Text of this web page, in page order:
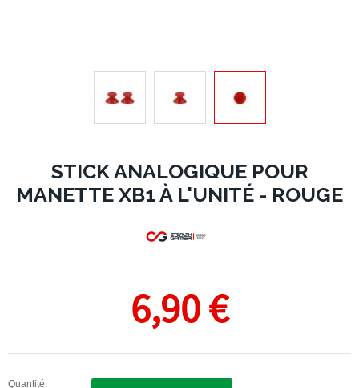
STICK ANALOGIQUE POUR
MANETTE XB1 À L'UNITÉ - ROUGE
6,90 €
Quantité: